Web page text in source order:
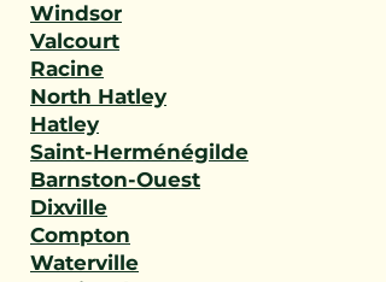
Windsor
Valcourt
Racine
North Hatley
Hatley
Saint-Herménégilde
Barnston-Ouest
Dixville
Compton
Waterville